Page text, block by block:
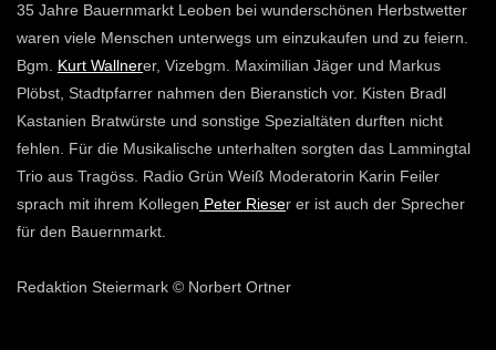
35 Jahre Bauernmarkt Leoben bei wunderschönen Herbstwetter
waren viele Menschen unterwegs um einzukaufen und zu feiern.
Bgm. Kurt Wallnerer, Vi­ze­bgm. Ma­xi­mi­li­an Jä­ger und Markus
Plöbst, Stadtpfarrer nahmen den Bieranstich vor. Kisten Bradl
Kastanien Bratwürste und sonstige Spezialtäten durften nicht
fehlen. Für die Musikalische unterhalten sorgten das Lammingtal
Trio aus Tragöss. Radio Grün Weiß Moderatorin Karin Feiler
sprach mit ihrem Kollegen Peter Rieser er ist auch der Sprecher
für den Bauernmarkt.
Redaktion Steiermark © Norbert Ortner